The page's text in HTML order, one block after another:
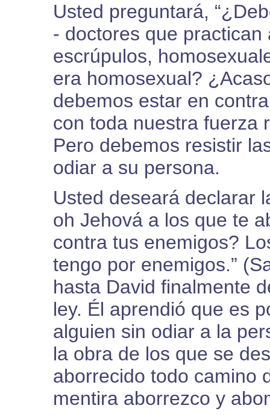
Usted preguntará,
- doctores que
escrúpulos,
era homosexual?
debemos estar en
con toda nuestra fuerza
Pero debemos resistir
odiar a su persona.
Usted deseará declarar
oh Jehová a los que te
contra tus enemigos?
tengo por enemigos.”
hasta David finalmente
ley. Él aprendió que es
alguien sin odiar a la
la obra de los que se
aborrecido todo camino
mentira aborrezco y